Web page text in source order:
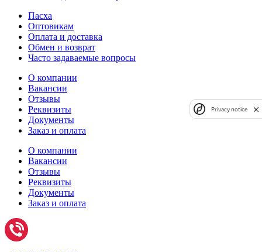
Пасха
Оптовикам
Оплата и доставка
Обмен и возврат
Часто задаваемые вопросы
О компании
Вакансии
Отзывы
Реквизиты
Документы
Заказ и оплата
О компании
Вакансии
Отзывы
Реквизиты
Документы
Заказ и оплата
Privacy notice